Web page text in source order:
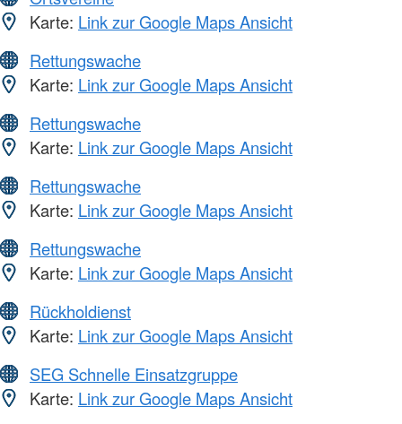
Karte: Link zur Google Maps Ansicht
Rettungswache
Karte: Link zur Google Maps Ansicht
Rettungswache
Karte: Link zur Google Maps Ansicht
Rettungswache
Karte: Link zur Google Maps Ansicht
Rettungswache
Karte: Link zur Google Maps Ansicht
Rückholdienst
Karte: Link zur Google Maps Ansicht
SEG Schnelle Einsatzgruppe
Karte: Link zur Google Maps Ansicht